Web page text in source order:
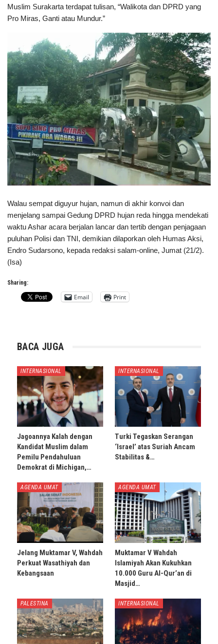
Muslim Surakarta terdapat tulisan, “Walikota dan DPRD yang
Pro Miras, Ganti atau Mundur.”
Walau sempat diguyur hujan, namun di akhir konvoi dan
menjelang sampai Gedung DPRD hujan reda hingga mendekati
waktu Ashar acara berjalan lancar dan tertib dengan penjagaan
puluhan Polisi dan TNI, demikian dilaporkan oleh Humas Aksi,
Endro Sudarsono, kepada redaksi salam-online, Jumat (21/2).
(Isa)
Sharing:
Email Print
BACA JUGA
INTERNASIONAL
Jagoannya Kalah dengan
Kandidat Muslim dalam
Pemilu Pendahuluan
Demokrat di Michigan,…
INTERNASIONAL
Turki Tegaskan Serangan
‘Israel’ atas Suriah Ancam
Stabilitas &…
AGENDA UMAT
Jelang Muktamar V, Wahdah
Perkuat Wasathiyah dan
Kebangsaan
AGENDA UMAT
Muktamar V Wahdah
Islamiyah Akan Kukuhkan
10.000 Guru Al-Qur’an di
Masjid…
PALESTINA INTERNASIONAL